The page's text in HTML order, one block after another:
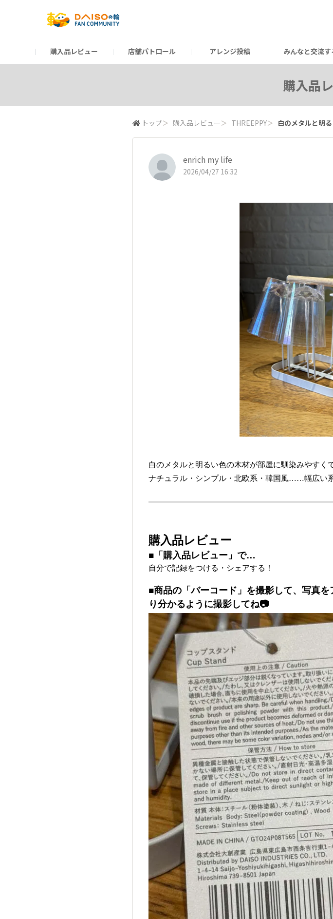
購入品レビュー 店舗パトロール アレンジ投稿 みんなと交流す
購入品
トップ＞ 購入品レビュー ＞ THREEPPY＞ 白のメタルと明
enrich my life
2026/04/27 16:32
白のメタルと明るい色の木材が部屋に馴染みやすく
ナチュラル・シンプル・北欧系・韓国風……幅広い
購入品レビュー
■「購入品レビュー」で…
自分で記録をつける・シェアする！
■商品の「バーコード」を撮影して、写真
り分かるように撮影してね📷